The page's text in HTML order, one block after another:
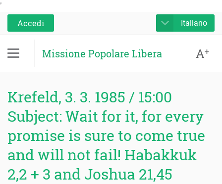
'
Accedi
Italiano
Missione Popolare Libera A+
Krefeld, 3. 3. 1985 / 15:00
Subject: Wait for it, for every
promise is sure to come true
and will not fail! Habakkuk
2,2 + 3 and Joshua 21,45